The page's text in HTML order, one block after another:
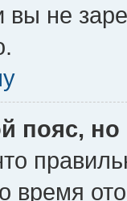
вы не
пояс,
время